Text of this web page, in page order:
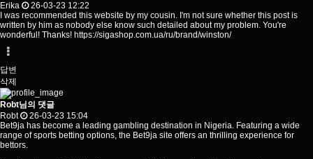
Erika
26-03-23 12:22
I was recommended this website by my cousin. I'm not sure whether this post is
written by him as nobody else know such detailed about my problem. You're
wonderful! Thanks! https://sigashop.com.ua/ru/brand/winston/
답변
삭제
Robt님의 댓글
Robt
26-03-23 15:04
Bet9ja has become a leading gambling destination in Nigeria. Featuring a wide
range of sports betting options, the Bet9ja site offers an thrilling experience for
bettors.